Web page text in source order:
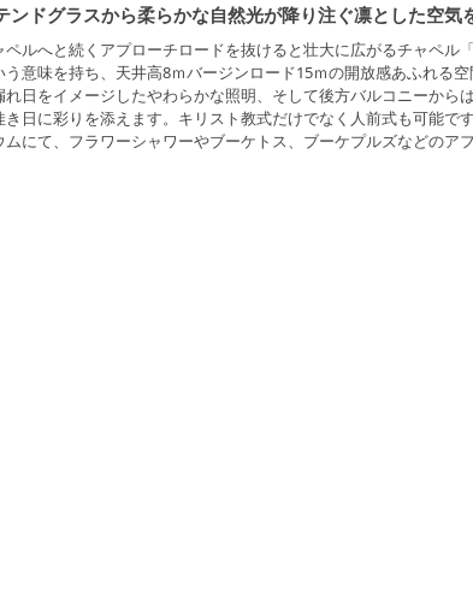
ンドグラスから柔らかな自然光が降り注ぐ凛とした空気
ペルへと続くアプローチロードを抜けると壮大に広がるチャペル
う意味を持ち、天井高8ｍバージンロード15ｍの開放感あふれる
れ日をイメージしたやわらかな照明、そして後方バルコニーから
き日に彩りを添えます。キリスト教式だけでなく人前式も可能で
ムにて、フラワーシャワーやブーケトス、ブーケプルズなどのア